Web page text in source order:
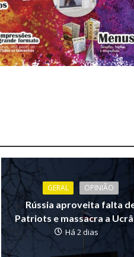
GERAL OPINIÃO
Rússia aproveita falta
Patriots e massacra a
Há 2 dias